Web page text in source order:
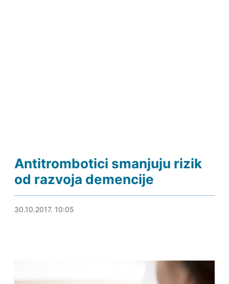
Antitrombotici smanjuju rizik
od razvoja demencije
30.10.2017. 10:31
30.10.2017. 10:05